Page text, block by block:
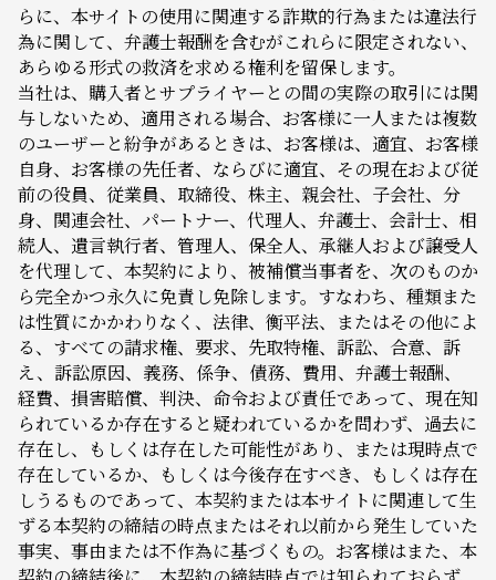
らに、本サイトの使用に関連する詐欺的行為または違法行
為に関して、弁護士報酬を含むがこれらに限定されない、
あらゆる形式の救済を求める権利を留保します。
当社は、購入者とサプライヤーとの間の実際の取引には関
与しないため、適用される場合、お客様に一人または複数
のユーザーと紛争があるときは、お客様は、適宜、お客様
自身、お客様の先任者、ならびに適宜、その現在および従
前の役員、従業員、取締役、株主、親会社、子会社、分
身、関連会社、パートナー、代理人、弁護士、会計士、相
続人、遺言執行者、管理人、保全人、承継人および譲受人
を代理して、本契約により、被補償当事者を、次のものか
ら完全かつ永久に免責し免除します。すなわち、種類また
は性質にかかわりなく、法律、衡平法、またはその他によ
る、すべての請求権、要求、先取特権、訴訟、合意、訴
え、訴訟原因、義務、係争、債務、費用、弁護士報酬、
経費、損害賠償、判決、命令および責任であって、現在知
られているか存在すると疑われているかを問わず、過去に
存在し、もしくは存在した可能性があり、または現時点で
存在しているか、もしくは今後存在すべき、もしくは存在
しうるものであって、本契約または本サイトに関連して生
ずる本契約の締結の時点またはそれ以前から発生していた
事実、事由または不作為に基づくもの。お客様はまた、本